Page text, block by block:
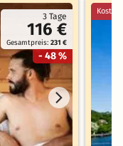
3 Tage
116 €
Gesamtpreis:231 €
- 48 %